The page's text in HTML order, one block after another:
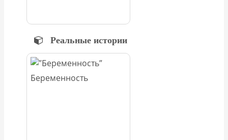
Реальные истории
Беременность